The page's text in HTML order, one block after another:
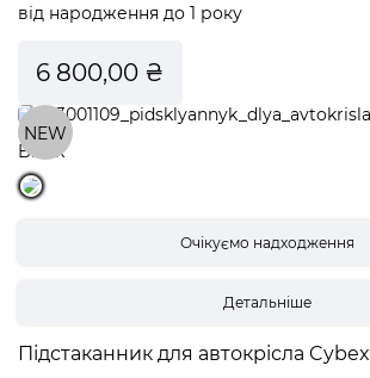
від народження до 1 року
6 800,00 ₴
NEW
Black
Детальніше
Підстаканник для автокрісла Cybex